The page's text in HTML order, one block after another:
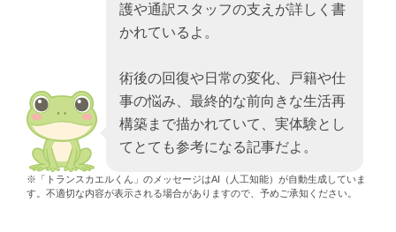
護や通訳スタッフの支えが詳しく書
かれているよ。
術後の回復や日常の変化、戸籍や仕
事の悩み、最終的な前向きな生活再
構築まで描かれていて、実体験とし
てとても参考になる記事だよ。
※「トランスカエルくん」のメッセージはAI（人工知能）が自動生成していま
す。不適切な内容が表示される場合がありますので、予めご承知ください。